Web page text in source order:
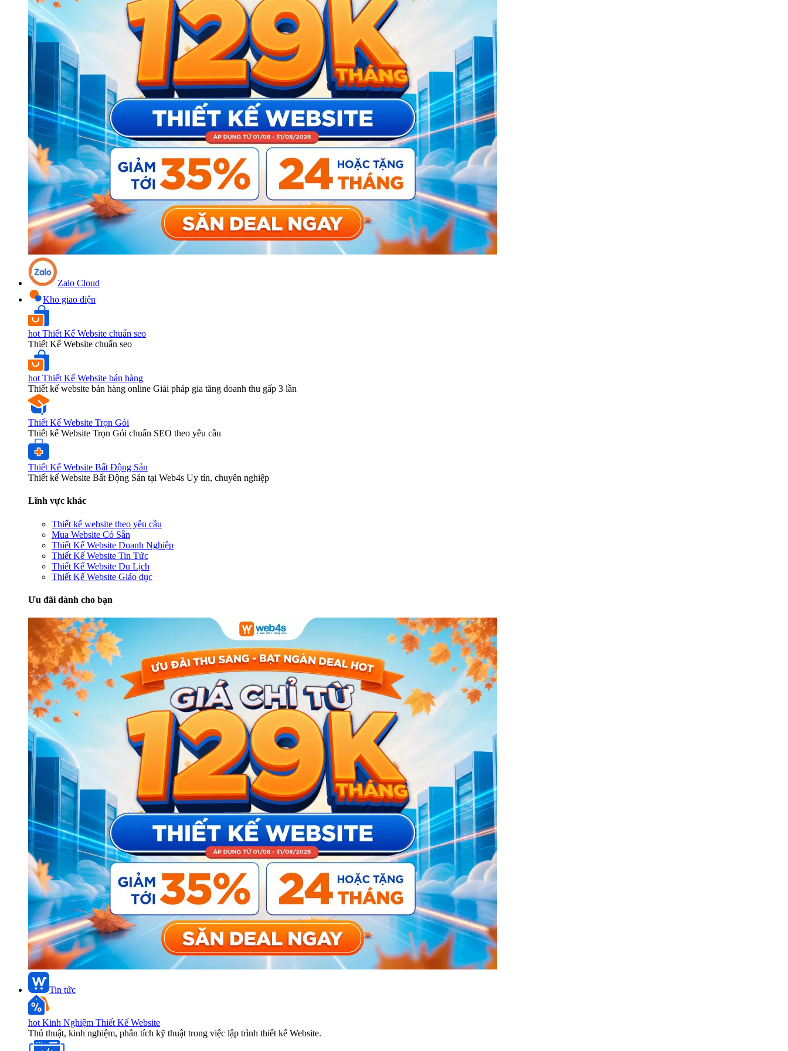
Zalo Cloud
Kho giao diện
hot Thiết Kế Website chuẩn seo
Thiết Kế Website chuẩn seo
hot Thiết Kế Website bán hàng
Thiết kế website bán hàng online Giải pháp gia tăng doanh thu gấp 3 lần
Thiết Kế Website Trọn Gói
Thiết kế Website Trọn Gói chuẩn SEO theo yêu cầu
Thiết Kế Website Bất Động Sản
Thiết kế Website Bất Động Sản tại Web4s Uy tín, chuyên nghiệp
Lĩnh vực khác
Thiết kế website theo yêu cầu
Mua Website Có Sẵn
Thiết Kế Website Doanh Nghiệp
Thiết Kế Website Tin Tức
Thiết Kế Website Du Lịch
Thiết Kế Website Giáo dục
Ưu đãi dành cho bạn
Tin tức
hot Kinh Nghiệm Thiết Kế Website
Thủ thuật, kinh nghiệm, phân tích kỹ thuật trong việc lập trình thiết kế Website.